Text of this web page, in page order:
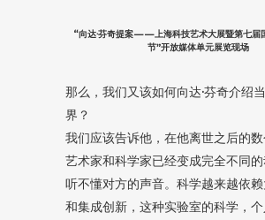
“向达·芬奇提案——上海科技艺术大展暨第七届
节”开放媒体单元展览现场
那么，我们又该如何向达·芬奇介绍
界？
我们应该告诉他，在他离世之后的数
艺术家和科学家已经变成完全不同
听不懂对方的声音。科学越来越依
和集成创新，这种实验室的科学，